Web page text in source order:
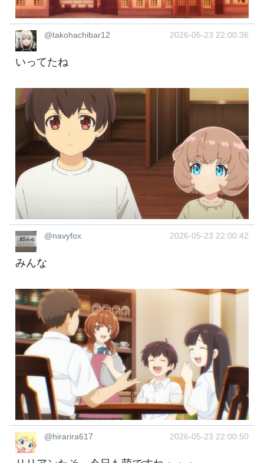
@takohachibar12 2026-05-23 22:00:36
いってたね
@navyfox 2026-05-23 22:00:42
みんな
@hirarira617 2026-05-23 22:00:50